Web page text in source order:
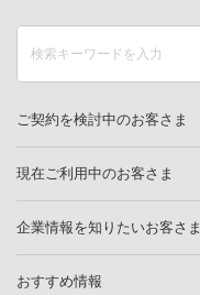
ご契約を検討中のお客さま
現在ご利用中のお客さま
企業情報を知りたいお客さま
おすすめ情報